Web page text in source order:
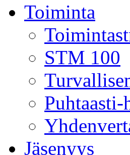
Toiminta
STM 100
Puhtaasti-
Jäsenyys